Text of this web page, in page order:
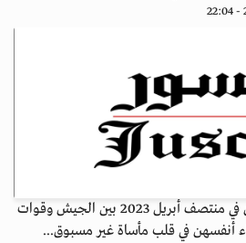
منذ اندلاع النزاع في السودان في منتصف أبريل 2023 بين الجيش وقوات
أنفسهن في قلب مأساة غير مسبوق...